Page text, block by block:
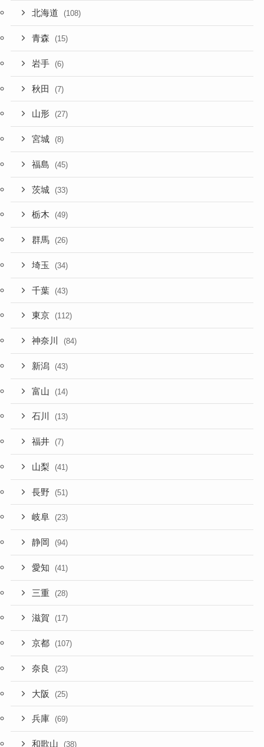
北海道 (108)
青森 (15)
岩手 (6)
秋田 (7)
山形 (27)
宮城 (8)
福島 (45)
茨城 (33)
栃木 (49)
群馬 (26)
埼玉 (34)
千葉 (43)
東京 (112)
神奈川 (84)
新潟 (43)
富山 (14)
石川 (13)
福井 (7)
山梨 (41)
長野 (51)
岐阜 (23)
静岡 (94)
愛知 (41)
三重 (28)
滋賀 (17)
京都 (107)
奈良 (23)
大阪 (25)
兵庫 (69)
和歌山 (38)